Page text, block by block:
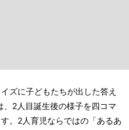
ズに子どもたちが出した答え
2人目誕生後の様子を四コマ
。2人育児ならではの「あるあ